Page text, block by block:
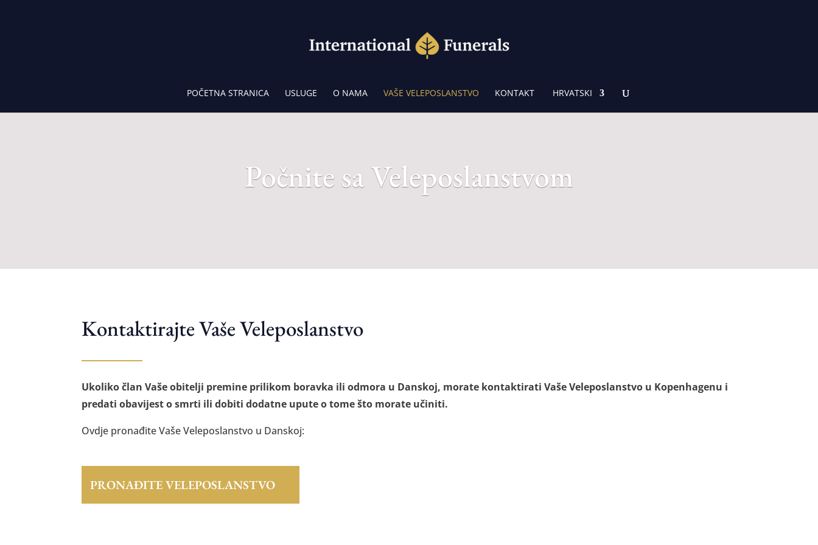
POČETNA STRANICA USLUGE O NAMA VAŠE VELEPOSLANSTVO KONTAKT HRVATSKI
Počnite sa Veleposlanstvom
Kontaktirajte Vaše Veleposlanstvo
Ukoliko član Vaše obitelji premine prilikom boravka ili odmora u Danskoj, morate kontaktirati Vaše Veleposlanstvo u Kopenhagenu i
predati obavijest o smrti ili dobiti dodatne upute o tome što morate učiniti.
Ovdje pronađite Vaše Veleposlanstvo u Danskoj:
PRONAĐITE VELEPOSLANSTVO